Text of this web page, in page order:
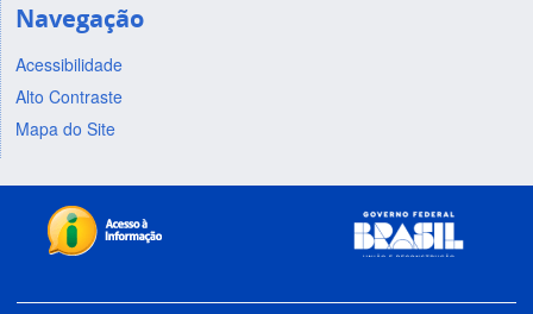
Navegação
Acessibilidade
Alto Contraste
Mapa do Site